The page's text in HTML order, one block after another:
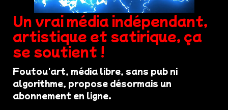
Un vrai média indépendant,
artistique et satirique, ça
se soutient !
Foutou'art, média libre, sans pub ni
algorithme, propose désormais un
abonnement en ligne.